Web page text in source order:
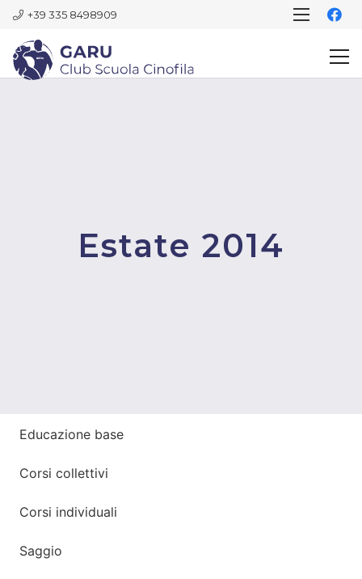
+39 335 8498909
Estate 2014
Educazione base
Corsi collettivi
Corsi individuali
Saggio